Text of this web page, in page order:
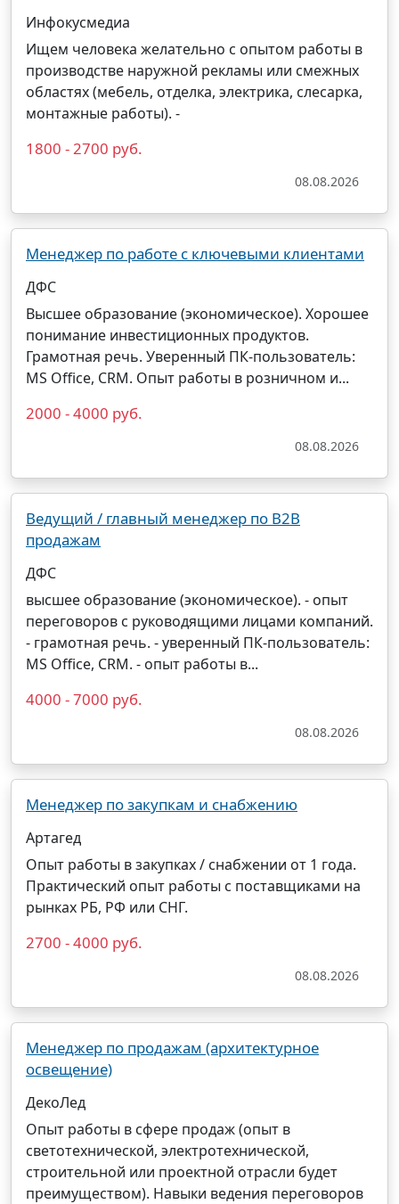
Инфокусмедиа
Ищем человека желательно с опытом работы в
производстве наружной рекламы или смежных
областях (мебель, отделка, электрика, слесарка,
монтажные работы). -
1800 - 2700 руб.
08.08.2026
Менеджер по работе с ключевыми клиентами
ДФС
Высшее образование (экономическое). Хорошее
понимание инвестиционных продуктов.
Грамотная речь. Уверенный ПК-пользователь:
MS Office, CRM. Опыт работы в розничном и...
2000 - 4000 руб.
08.08.2026
Ведущий / главный менеджер по B2B
продажам
ДФС
высшее образование (экономическое). - опыт
переговоров с руководящими лицами компаний.
- грамотная речь. - уверенный ПК-пользователь:
MS Office, CRM. - опыт работы в...
4000 - 7000 руб.
08.08.2026
Менеджер по закупкам и снабжению
Артагед
Опыт работы в закупках / снабжении от 1 года.
Практический опыт работы с поставщиками на
рынках РБ, РФ или СНГ.
2700 - 4000 руб.
08.08.2026
Менеджер по продажам (архитектурное
освещение)
ДекоЛед
Опыт работы в сфере продаж (опыт в
светотехнической, электротехнической,
строительной или проектной отрасли будет
преимуществом). Навыки ведения переговоров